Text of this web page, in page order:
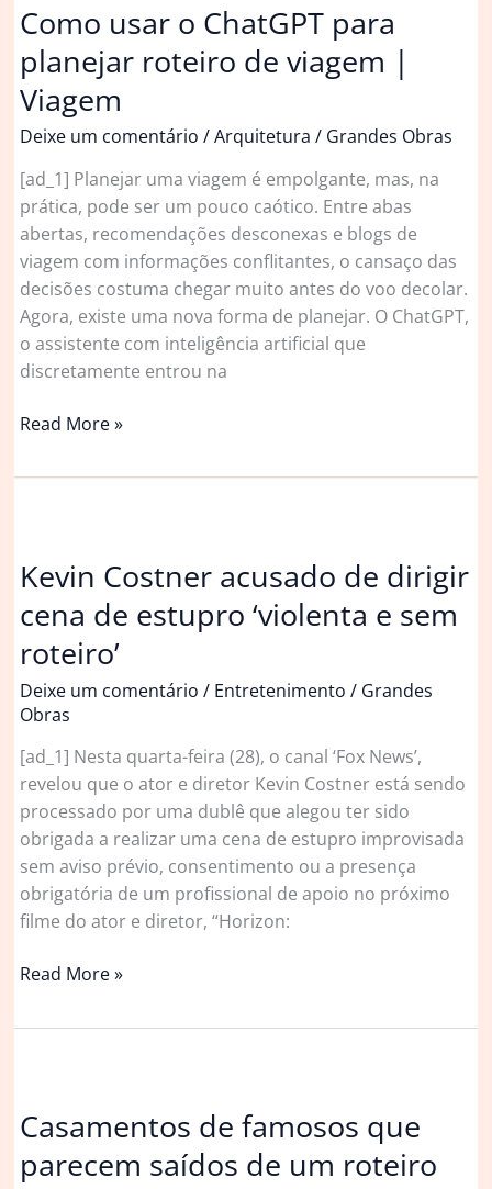
Como usar o ChatGPT para
planejar roteiro de viagem |
Viagem
Deixe um comentário /Arquitetura / Grandes Obras
[ad_1] Planejar uma viagem é empolgante, mas, na
prática, pode ser um pouco caótico. Entre abas
abertas, recomendações desconexas e blogs de
viagem com informações conflitantes, o cansaço das
decisões costuma chegar muito antes do voo decolar.
Agora, existe uma nova forma de planejar. O ChatGPT,
o assistente com inteligência artificial que
discretamente entrou na
Como
o
planejar
roteiro
de
viagem
|
Viagem
Read More »
Kevin Costner acusado de dirigir
cena de estupro ‘violenta e sem
roteiro’
Deixe um comentário / Entretenimento / Grandes
Obras
[ad_1] Nesta quarta-feira (28), o canal ‘Fox News’,
revelou que o ator e diretor Kevin Costner está sendo
processado por uma dublê que alegou ter sido
obrigada a realizar uma cena de estupro improvisada
sem aviso prévio, consentimento ou a presença
obrigatória de um profissional de apoio no próximo
filme do ator e diretor, “Horizon:
Kevin
acusado
de
estupro
Read More »
Casamentos de famosos que
parecem saídos de um roteiro